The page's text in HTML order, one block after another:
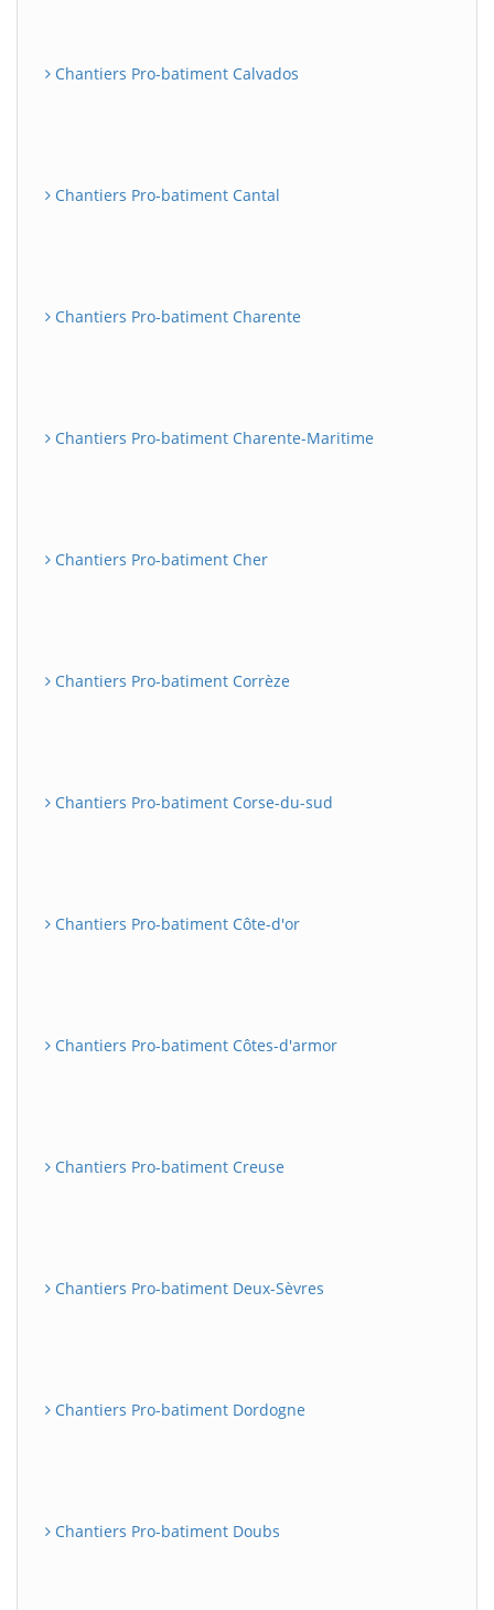
Chantiers Pro-batiment Calvados
Chantiers Pro-batiment Cantal
Chantiers Pro-batiment Charente
Chantiers Pro-batiment Charente-Maritime
Chantiers Pro-batiment Cher
Chantiers Pro-batiment Corrèze
Chantiers Pro-batiment Corse-du-sud
Chantiers Pro-batiment Côte-d'or
Chantiers Pro-batiment Côtes-d'armor
Chantiers Pro-batiment Creuse
Chantiers Pro-batiment Deux-Sèvres
Chantiers Pro-batiment Dordogne
Chantiers Pro-batiment Doubs